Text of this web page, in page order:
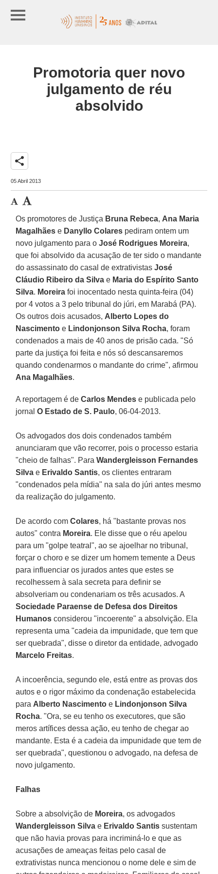
Promotoria quer novo
julgamento de réu
absolvido
share
05 Abril 2013
Os promotores de Justiça Bruna Rebeca, Ana Maria
Magalhães e Danyllo Colares pediram ontem um
novo julgamento para oJosé Rodrigues Moreira,
que foi absolvido da acusação de ter sido o mandante
do assassinato do casal de extrativistasJosé
Cláudio Ribeiro da Silva e Maria do Espírito Santo
Silva. Moreirafoi inocentado nesta quinta-feira (04)
por 4 votos a 3 pelo tribunal do júri, em Marabá (PA).
Os outros dois acusados, Alberto Lopes do
Nascimento e Lindonjonson Silva Rocha, foram
condenados a mais de 40 anos de prisão cada. "Só
parte da justiça foi feita e nós só descansaremos
quando condenarmos o mandante do crime", afirmou
Ana Magalhães.
A reportagem é deCarlos Mendes e publicada pelo
jornalO Estado de S. Paulo, 06-04-2013.
Os advogados dos dois condenados também
anunciaram que vão recorrer, pois o processo estaria
"cheio de falhas". ParaWandergleisson Fernandes
Silva e Erivaldo Santis, os clientes entraram
"condenados pela mídia" na sala do júri antes mesmo
da realização do julgamento.
De acordo comColares, há "bastante provas nos
autos" contra Moreira. Ele disse que o réu apelou
para um "golpe teatral", ao se ajoelhar no tribunal,
forçar o choro e se dizer um homem temente a Deus
para influenciar os jurados antes que estes se
recolhessem à sala secreta para definir se
absolveriam ou condenariam os três acusados. A
Sociedade Paraense de Defesa dos Direitos
Humanos considerou "incoerente" a absolvição. Ela
representa uma "cadeia da impunidade, que tem que
ser quebrada", disse o diretor da entidade, advogado
Marcelo Freitas.
A incoerência, segundo ele, está entre as provas dos
autos e o rigor máximo da condenação estabelecida
para Alberto Nascimento e Lindonjonson Silva
Rocha. "Ora, se eu tenho os executores, que são
meros artífices dessa ação, eu tenho de chegar ao
mandante. Esta é a cadeia da impunidade que tem de
ser quebrada", questionou o advogado, na defesa de
novo julgamento.
Falhas
Sobre a absolvição de Moreira, os advogados
Wandergleisson Silva e Erivaldo Santis sustentam
que não havia provas para incriminá-lo e que as
acusações de ameaças feitas pelo casal de
extrativistas nunca mencionou o nome dele e sim de